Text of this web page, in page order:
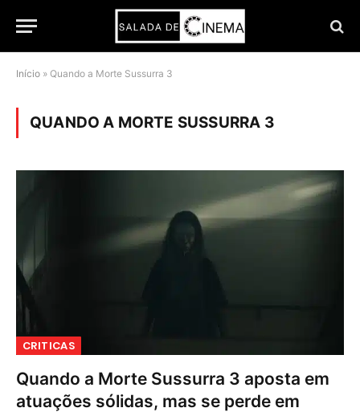
Início » Quando a Morte Sussurra 3
QUANDO A MORTE SUSSURRA 3
CRITICAS
Quando a Morte Sussurra 3 aposta em
atuações sólidas, mas se perde em